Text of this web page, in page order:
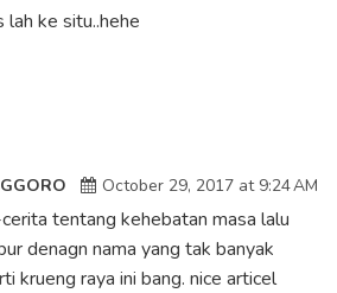
lah ke situ..hehe
October 29, 2017 at 9:24 AM
tentang kehebatan masa lalu
denagn nama yang tak banyak
krueng raya ini bang. nice articel